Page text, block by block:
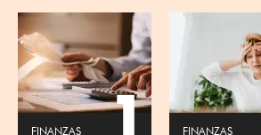
1
FINANZAS
FINANZAS